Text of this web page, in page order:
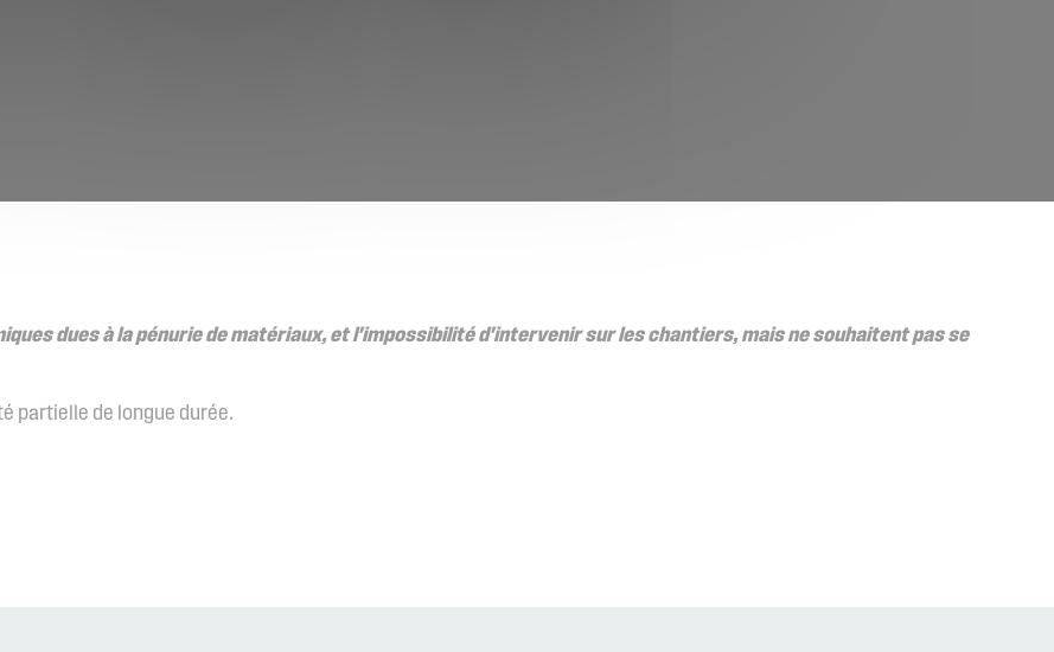
dues à la pénurie de matériaux, et l'impossibilité d'intervenir sur les chantiers, mais ne souhaitent pas se
partielle de longue durée.